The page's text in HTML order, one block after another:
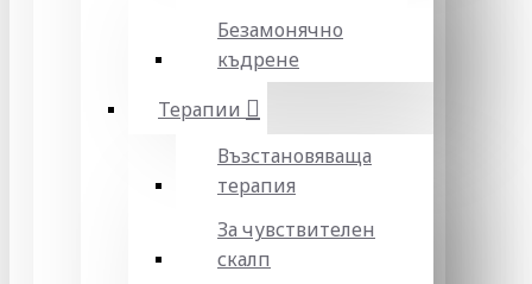
Безамонячно
къдрене
Терапии
Възстановяваща
терапия
За чувствителен
скалп